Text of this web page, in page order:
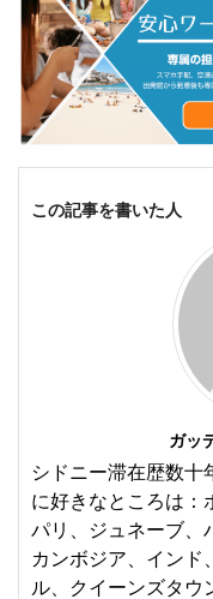
この記事を書いた人
ガッ
シドニー滞在歴数十
に好きなところは：
パリ、ジュネーブ、
カンボジア、インド
ル、クイーンズタウ